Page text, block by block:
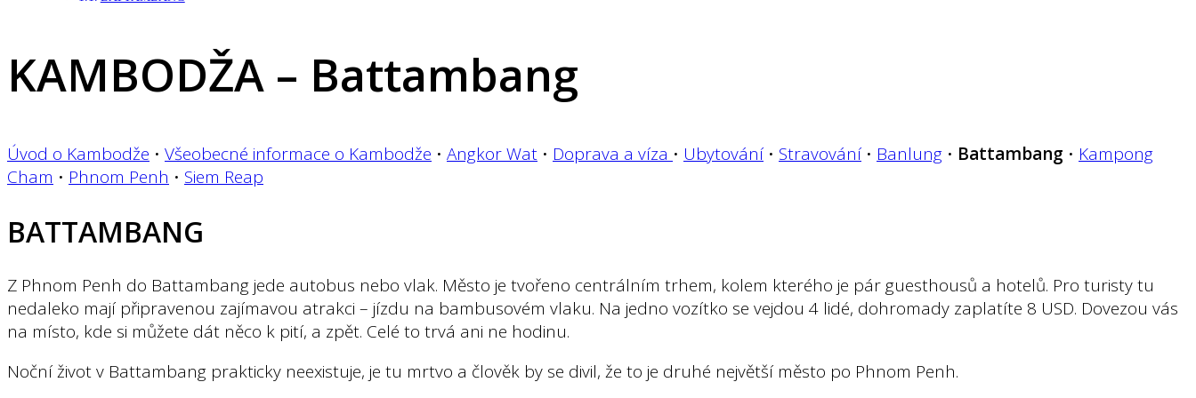
KAMBODŽA – Battambang
Úvod o Kambodže • Všeobecné informace o Kambodže • Angkor Wat • Doprava a víza • Ubytování • Stravování • Banlung • Battambang • Kampong
Cham • Phnom Penh • Siem Reap
BATTAMBANG
Z Phnom Penh do Battambang jede autobus nebo vlak. Město je tvořeno centrálním trhem, kolem kterého je pár guesthousů a hotelů. Pro turisty tu
nedaleko mají připravenou zajímavou atrakci – jízdu na bambusovém vlaku. Na jedno vozítko se vejdou 4 lidé, dohromady zaplatíte 8 USD. Dovezou vás
na místo, kde si můžete dát něco k pití, a zpět. Celé to trvá ani ne hodinu.
Noční život v Battambang prakticky neexistuje, je tu mrtvo a člověk by se divil, že to je druhé největší město po Phnom Penh.